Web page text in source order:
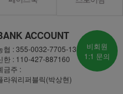
ACCOUNT
협 : 355-0032-7705-13
한 : 110-427-887160
금주 :
라워리퍼블릭(박상현)
비회원
1:1 문의